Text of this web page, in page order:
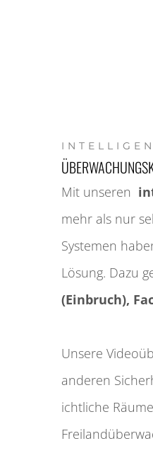
Mit unseren
mehr als nur
Systemen
Lösung. Dazu
(Einbruch),
Unsere
anderen
ichtliche